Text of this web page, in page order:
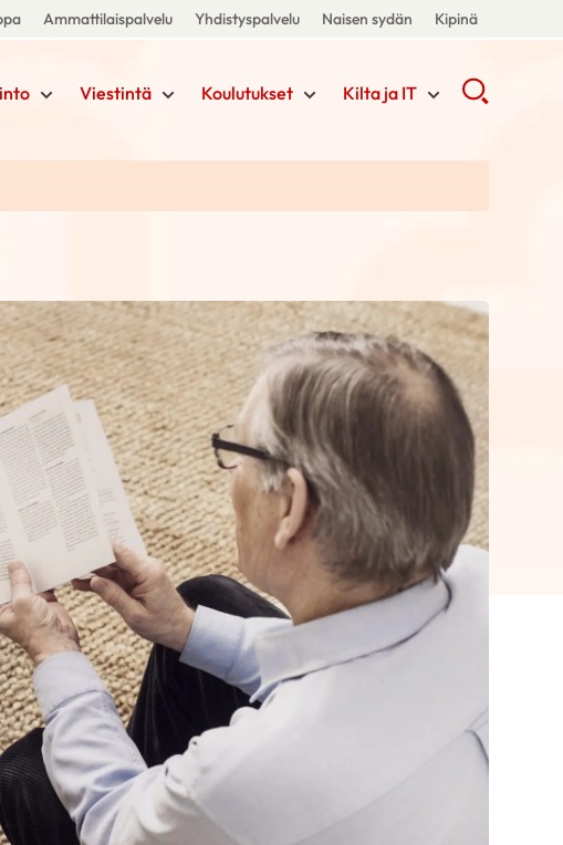
Ammattilaispalvelu Yhdistyspalvelu Naisen sydän Kipinä
Viestintä Koulutukset Kilta ja IT